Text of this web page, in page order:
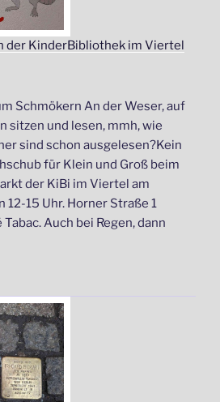
der KinderBibliothek im Viertel
Schmökern An der Weser, auf
sitzen und lesen, mmh, wie
sind schon ausgelesen?Kein
für Klein und Groß beim
der KiBi im Viertel am
12-15 Uhr. Horner Straße 1
Auch bei Regen, dann